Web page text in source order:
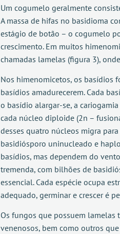
Um cogumelo geralmente
A massa de hifas no basidioma
estágio de botão – o cogumelo
crescimento. Em muitos
chamadas lamelas (figura 3),
Nos himenomicetos, os basídios
basídios amadurecerem. Cada
o basídio alargar-se, a
cada núcleo diploide (2n –
desses quatro núcleos migra
basidiósporo uninucleado e
basídios, mas dependem do
tremenda, com bilhões de
essencial. Cada espécie ocupa
adequado, germinar e crescer é
Os fungos que possuem lamelas
venenosos, bem como outros